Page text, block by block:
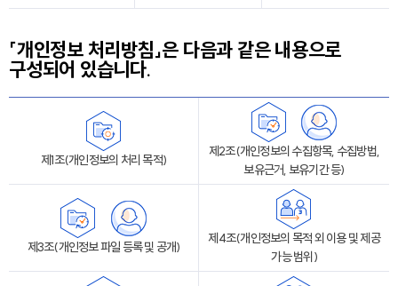
「개인정보 처리방침」은 다음과 같은 내용으로
구성되어 있습니다.
제1조(개인정보의 처리 목적)
제2조(개인정보의 수집항목, 수집방법,
보유근거, 보유기간 등)
제3조(개인정보 파일 등록 및 공개)
제4조(개인정보의 목적 외 이용 및 제공
가능 범위)